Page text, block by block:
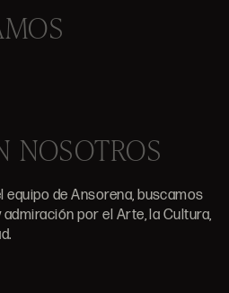
NOSOTROS
de Ansorena, buscamos
por el Arte, la Cultura,